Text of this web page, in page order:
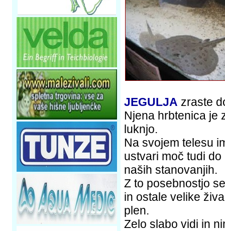
JEGULJA zraste
Njena hrbtenica je
luknjo.
Na svojem telesu
ustvari moč tudi
naših stanovanjih.
Z to posebnostjo
in ostale velike
plen.
Zelo slabo vidi in